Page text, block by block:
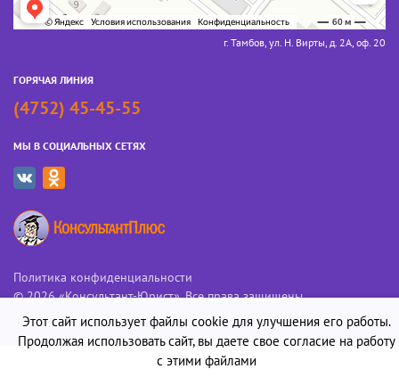
г. Тамбов, ул. Н. Вирты, д. 2А, оф. 20
ГОРЯЧАЯ ЛИНИЯ
(4752) 45-45-55
МЫ В СОЦИАЛЬНЫХ СЕТЯХ
Политика конфиденциальности
© 2026 «Консультант-Юрист». Все права защищены
Этот сайт использует файлы cookie для улучшения его работы.
Продолжая использовать сайт, вы даете свое согласие на работу
с этими файлами